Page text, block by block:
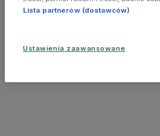
Lista partnerów (dostawców)
Ustawienia zaawansowane